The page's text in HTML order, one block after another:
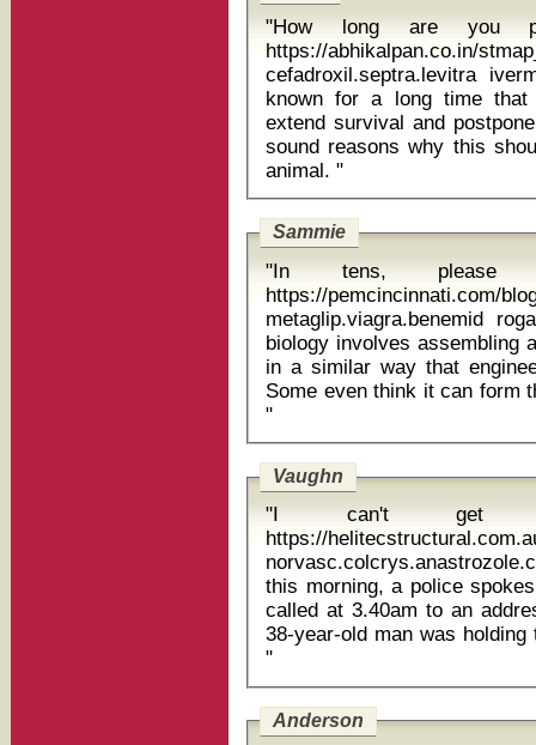
"How long are you
https://abhikalpan.co.in/
cefadroxil.septra.levitra
known for a long time that
extend survival and
sound reasons why this
animal. "
Sammie
"In tens, please
https://pemcincinnati.com/
metaglip.viagra.benemid
biology involves assembling
in a similar way that
Some even think it can form
"
Vaughn
"I can't get
https://
this morning, a police
called at 3.40am to an
38-year-old man was
"
Anderson